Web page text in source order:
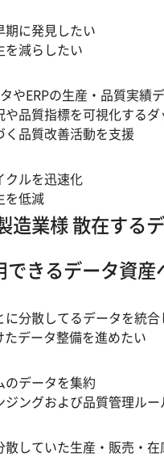
期に発見したい
を減らしたい
やERPの生産・品質実績
や品質指標を可視化する
く品質改善活動を支援
クルを迅速化
を低減
造業様散在する
できるデータ資産
に分散してるデータを統合
たデータ整備を進めたい
のデータを集約
ジングおよび品質管理ル
散していた生産・販売・